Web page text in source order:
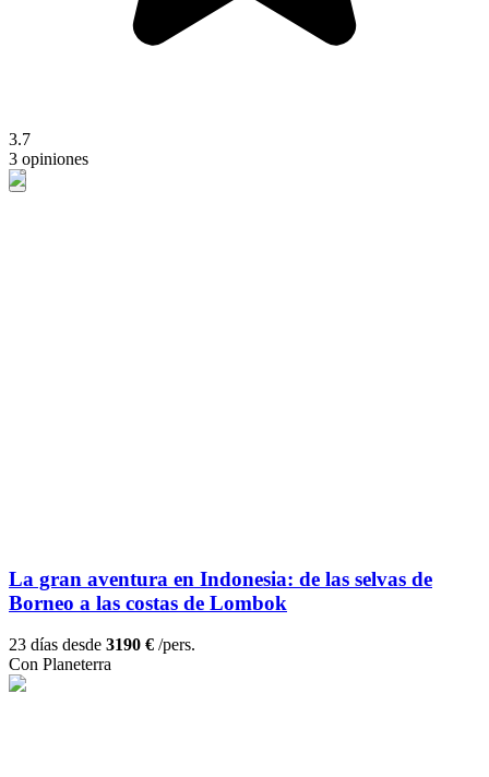
3.7
3 opiniones
La gran aventura en Indonesia: de las selvas de
Borneo a las costas de Lombok
23 días desde 3190 € /pers.
Con Planeterra